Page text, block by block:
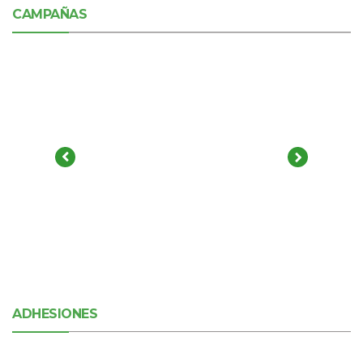
CAMPAÑAS
ADHESIONES